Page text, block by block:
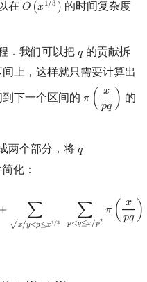
在 𝑂 (𝑥1/3)
O( x1/3)
的时间复杂度
．我们可以把𝑞
q的贡献拆
上，这样就只需要计算出
下一个区间的 𝜋 ( 𝑥
𝑝𝑞 )
π x pq
的
两个部分，将𝑞
q
化：
+ ∑
√𝑥/𝑦<𝑝≤𝑥1/3
∑
𝑝<𝑞≤𝑥/𝑝2
𝜋 ( 𝑥
𝑝𝑞 )
+ <p≤ p<q p2 π( p